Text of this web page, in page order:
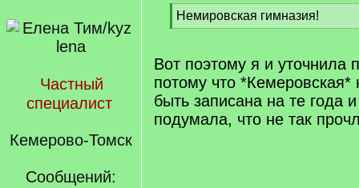
Частный
специалист
Кемерово-Томск
Сообщений:
[
q
Немировская гимназия!
[
q
]
Вот поэтому я и уточнила
потому что *Кемеровская*
быть записана на те года
подумала, что не так